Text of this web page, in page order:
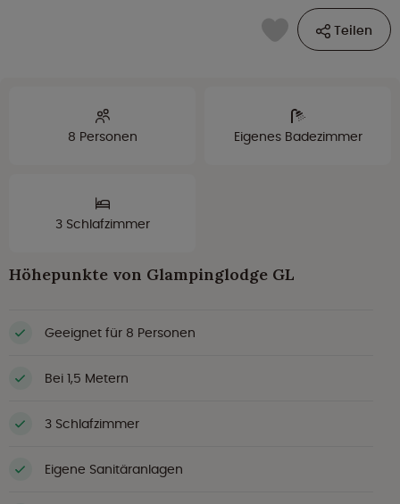
Teilen
8 Personen Eigenes Badezimmer
3 Schlafzimmer
Höhepunkte von Glampinglodge GL
Geeignet für 8 Personen
Bei 1,5 Metern
3 Schlafzimmer
Eigene Sanitäranlagen